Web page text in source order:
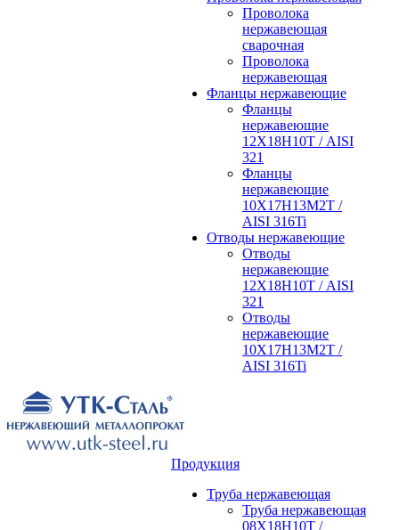
Проволока
нержавеющая
сварочная
Проволока
нержавеющая
Фланцы нержавеющие
Фланцы
нержавеющие
12Х18Н10Т / AISI
321
Фланцы
нержавеющие
10Х17Н13М2Т /
AISI 316Ti
Отводы нержавеющие
Отводы
нержавеющие
12Х18Н10Т / AISI
321
Отводы
нержавеющие
10Х17Н13М2Т /
AISI 316Ti
Продукция
Труба нержавеющая
Труба нержавеющая
08Х18Н10Т /